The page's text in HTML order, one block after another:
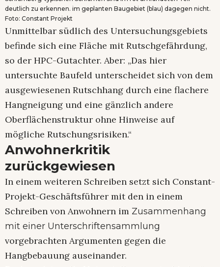
deutlich zu erkennen. im geplanten Baugebiet (blau) dagegen nicht.
Foto: Constant Projekt
Unmittelbar südlich des Untersuchungsgebiets
befinde sich eine Fläche mit Rutschgefährdung,
so der HPC-Gutachter. Aber: „Das hier
untersuchte Baufeld unterscheidet sich von dem
ausgewiesenen Rutschhang durch eine flachere
Hangneigung und eine gänzlich andere
Oberflächenstruktur ohne Hinweise auf
mögliche Rutschungsrisiken.“
Anwohnerkritik
zurückgewiesen
In einem weiteren Schreiben setzt sich Constant-
Projekt-Geschäftsführer mit den in einem
Schreiben von Anwohnern im Zusammenhang
mit einer Unterschriftensammlung
vorgebrachten Argumenten gegen die
Hangbebauung auseinander.